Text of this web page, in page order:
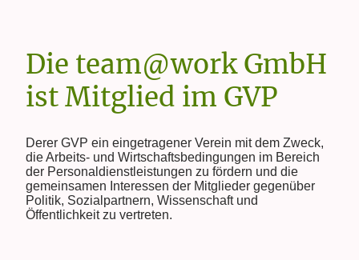
Die team@work GmbH
ist Mitglied im GVP
Derer GVP ein eingetragener Verein mit dem Zweck,
die Arbeits- und Wirtschaftsbedingungen im Bereich
der Personaldienstleistungen zu fördern und die
gemeinsamen Interessen der Mitglieder gegenüber
Politik, Sozialpartnern, Wissenschaft und
Öffentlichkeit zu vertreten.